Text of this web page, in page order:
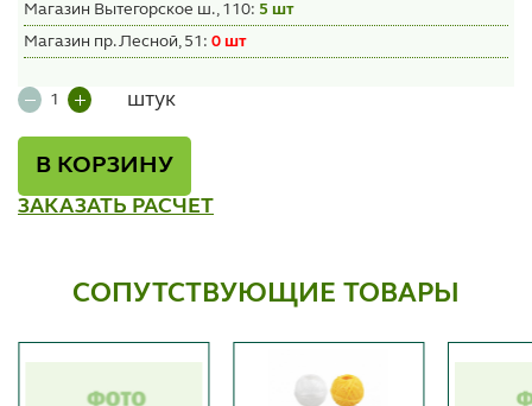
Магазин Вытегорское ш., 110: 5 шт
Магазин пр. Лесной, 51: 0 шт
штук
В КОРЗИНУ
ЗАКАЗАТЬ РАСЧЕТ
СОПУТСТВУЮЩИЕ ТОВАРЫ